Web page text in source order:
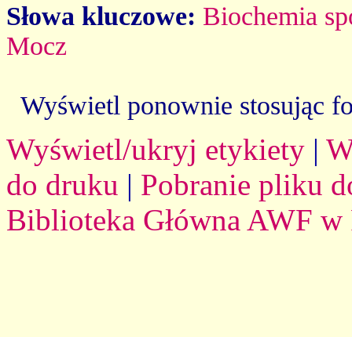
Słowa kluczowe: Biochemia
Mocz
Wyświetl ponownie stosując
Wyświetl/ukryj etykiety |
do druku | Pobranie pliku
Biblioteka Główna AWF w